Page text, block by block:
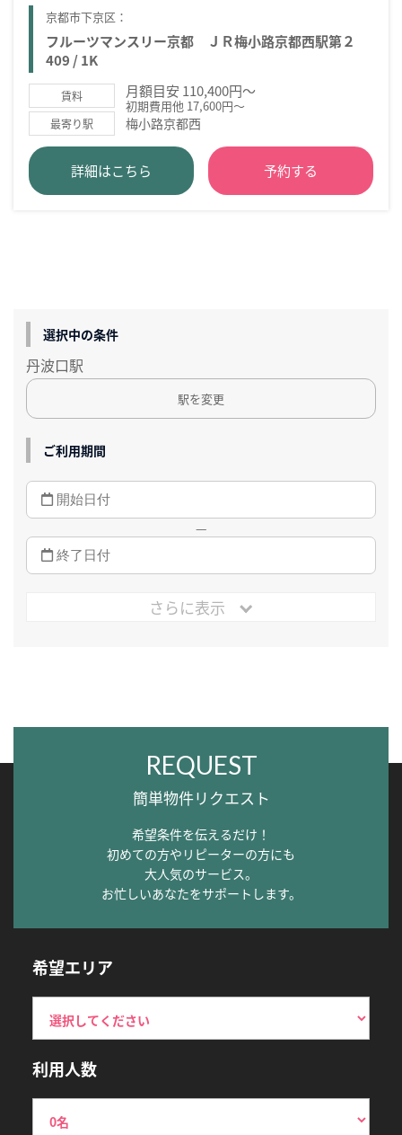
京都市下京区：
フルーツマンスリー京都 ＪＲ梅小路京都西駅第２
409 / 1K
賃料 月額目安 110,400円～
初期費用他 17,600円～
最寄り駅 梅小路京都西
詳細はこちら 予約する
選択中の条件
丹波口駅
駅を変更
ご利用期間
—
さらに表示
REQUEST
簡単物件リクエスト
希望条件を伝えるだけ！
初めての方やリピーターの方にも
大人気のサービス。
お忙しいあなたをサポートします。
希望エリア
利用人数